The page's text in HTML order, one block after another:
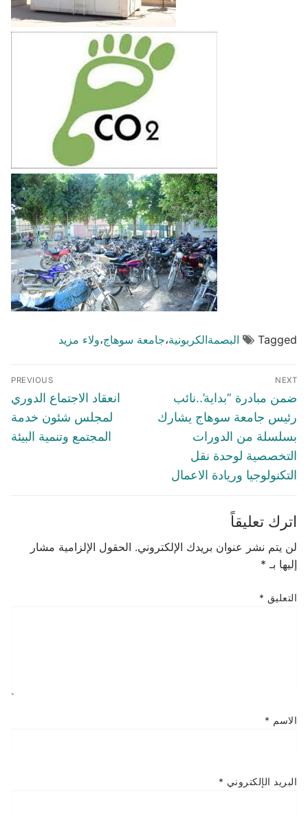
Tagged البصمةالكربونية،جامعة سوهاج،ولاء مزيد
تصفّح
المقالات
PREVIOUS
Previous
post:
انعقاد الاجتماع الدوري
لمجلس شئون خدمة
المجتمع وتنمية البيئة
NEXT
Next
post:
ضمن مبادرة ”بداية’..نائب
رئيس جامعة سوهاج يشارك
بسلسلة من الدورات
التخصصية لوحدة نقل
التكنولوجيا وريادة الاعمال
اترك تعليقاً
لن يتم نشر عنوان بريدك الإلكتروني. الحقول الإلزامية مشار
إليها بـ *
التعليق *
الاسم *
البريد الإلكتروني *